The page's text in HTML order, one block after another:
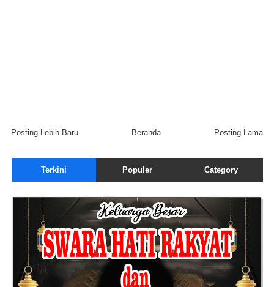
Posting Lebih Baru Posting Lama
Beranda
Terkini Populer Category